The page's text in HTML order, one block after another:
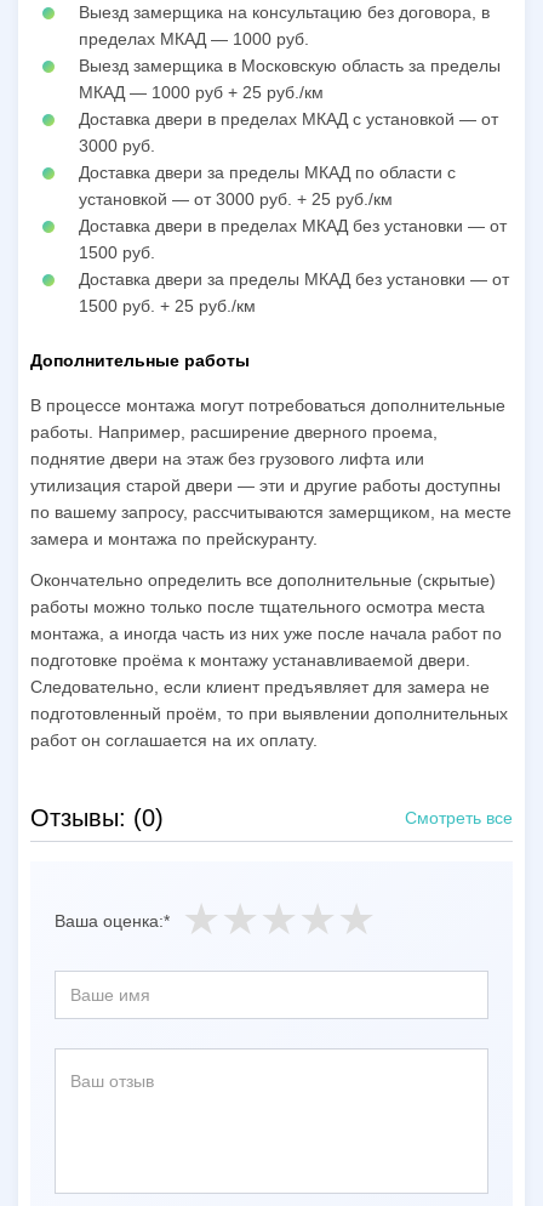
Выезд замерщика на консультацию без договора, в
пределах МКАД — 1000 руб.
Выезд замерщика в Московскую область за пределы
МКАД — 1000 руб + 25 руб./км
Доставка двери в пределах МКАД с установкой — от
3000 руб.
Доставка двери за пределы МКАД по области с
установкой — от 3000 руб. + 25 руб./км
Доставка двери в пределах МКАД без установки — от
1500 руб.
Доставка двери за пределы МКАД без установки — от
1500 руб. + 25 руб./км
Дополнительные работы
В процессе монтажа могут потребоваться дополнительные
работы. Например, расширение дверного проема,
поднятие двери на этаж без грузового лифта или
утилизация старой двери — эти и другие работы доступны
по вашему запросу, рассчитываются замерщиком, на месте
замера и монтажа по прейскуранту.
Окончательно определить все дополнительные (скрытые)
работы можно только после тщательного осмотра места
монтажа, а иногда часть из них уже после начала работ по
подготовке проёма к монтажу устанавливаемой двери.
Следовательно, если клиент предъявляет для замера не
подготовленный проём, то при выявлении дополнительных
работ он соглашается на их оплату.
Отзывы: (0) Смотреть все
Ваша оценка:*